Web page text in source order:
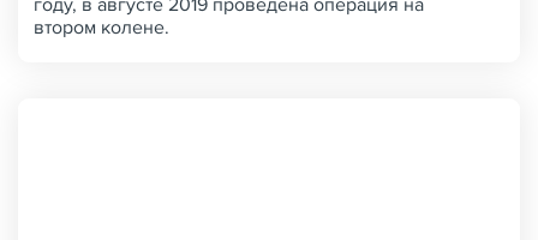
году, в августе 2019 проведена операция на
втором колене.